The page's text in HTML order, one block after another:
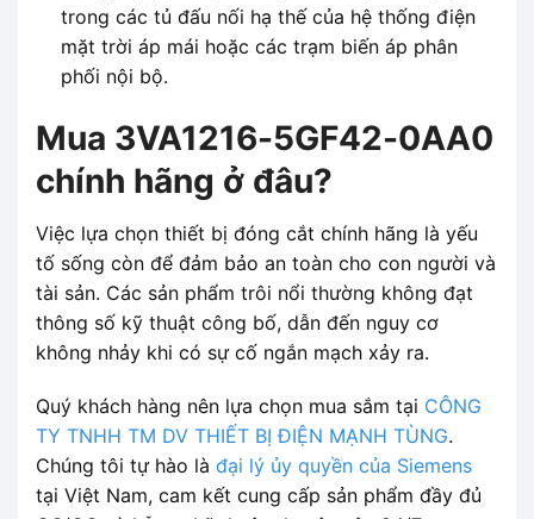
trong các tủ đấu nối hạ thế của hệ thống điện
mặt trời áp mái hoặc các trạm biến áp phân
phối nội bộ.
Mua 3VA1216-5GF42-0AA0
chính hãng ở đâu?
Việc lựa chọn thiết bị đóng cắt chính hãng là yếu
tố sống còn để đảm bảo an toàn cho con người và
tài sản. Các sản phẩm trôi nổi thường không đạt
thông số kỹ thuật công bố, dẫn đến nguy cơ
không nhảy khi có sự cố ngắn mạch xảy ra.
Quý khách hàng nên lựa chọn mua sắm tại CÔNG
TY TNHH TM DV THIẾT BỊ ĐIỆN MẠNH TÙNG.
Chúng tôi tự hào là đại lý ủy quyền của Siemens
tại Việt Nam, cam kết cung cấp sản phẩm đầy đủ